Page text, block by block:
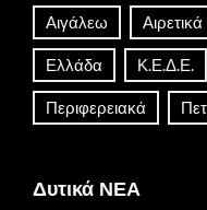
Αιγάλεω Αιρετικά
Ελλάδα Κ.Ε.Δ.Ε.
Περιφερειακά
Δυτικά ΝΕΑ